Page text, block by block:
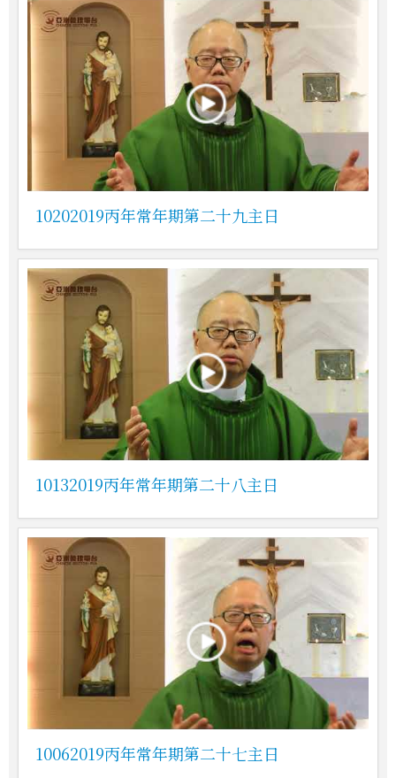
10202019丙年常年期第二十九主日
10132019丙年常年期第二十八主日
10062019丙年常年期第二十七主日